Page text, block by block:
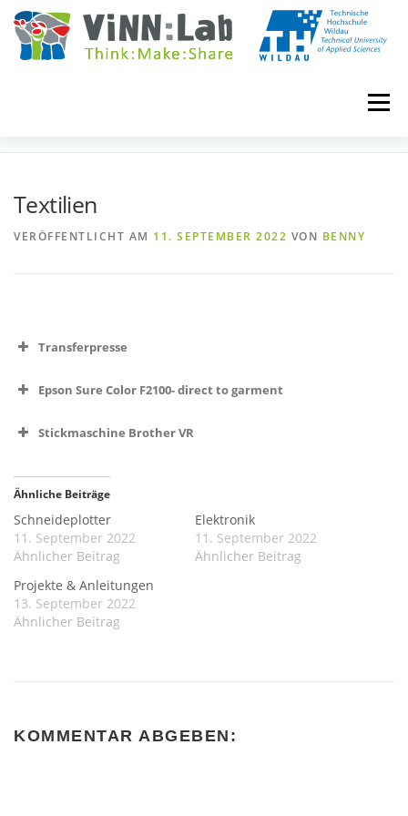
Zum
Inhalt
springen
Menü
EVENTS WIKI UNIVERSITY COURSES
Textilien
VERÖFFENTLICHT AM 11. SEPTEMBER 2022 VON BENNY
Transferpresse
Epson Sure Color F2100- direct to garment
Stickmaschine Brother VR
Ähnliche Beiträge
Schneideplotter
11. September 2022
Ähnlicher Beitrag
Elektronik
11. September 2022
Ähnlicher Beitrag
Projekte & Anleitungen
13. September 2022
Ähnlicher Beitrag
KOMMENTAR ABGEBEN: